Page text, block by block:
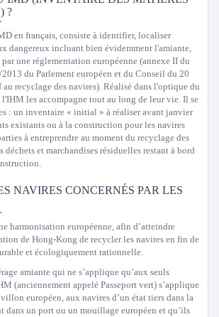
?
en français, consiste à identifier, localiser
dangereux incluant bien évidemment l'amiante,
une réglementation européenne (annexe II du
du Parlement européen et du Conseil du 20
recyclage des navires). Réalisé dans l'optique du
l'IHM les accompagne tout au long de leur vie. Il se
: un inventaire « initial » à réaliser avant janvier
existants ou à la construction pour les navires
à entreprendre au moment du recyclage des
déchets et marchandises résiduelles restant à bord
NAVIRES CONCERNÉS PAR LES
harmonisation européenne, afin d’atteindre
de Hong-Kong de recycler les navires en fin de
et écologiquement rationnelle.
amiante qui ne s’applique qu’aux seuls
(anciennement appelé Passeport vert) s’applique
européen, aux navires d’un état tiers dans la
dans un port ou un mouillage européen et qu’ils